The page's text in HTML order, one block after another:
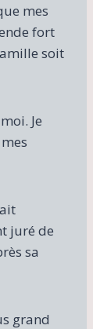
mes
fort
soit
Je
juré de
sa
grand